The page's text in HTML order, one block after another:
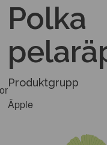
Polka
Produktgrupp
Äpple